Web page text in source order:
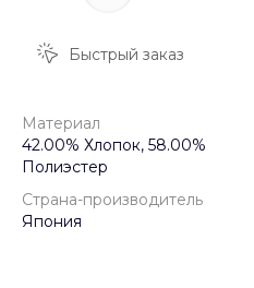
Быстрый заказ
Материал
42.00% Хлопок, 58.00%
Полиэстер
Страна-производитель
Япония